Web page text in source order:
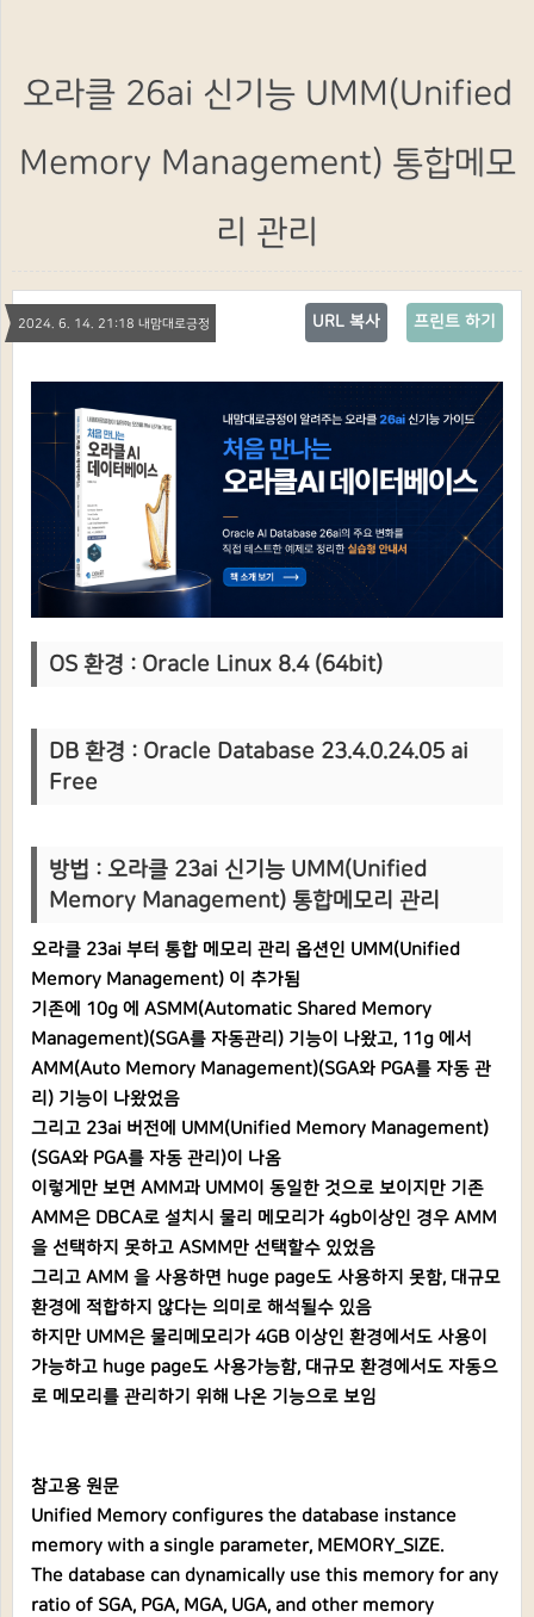
오라클 26ai 신기능 UMM(Unified
Memory Management) 통합메모
리 관리
2024. 6. 14. 21:18 내맘대로긍정 프린트 하기
URL 복사
OS 환경 : Oracle Linux 8.4 (64bit)
DB 환경 : Oracle Database 23.4.0.24.05 ai
Free
방법 : 오라클 23ai 신기능 UMM(Unified
Memory Management) 통합메모리 관리
오라클 23ai 부터 통합 메모리 관리 옵션인 UMM(Unified
Memory Management) 이 추가됨
기존에 10g 에 ASMM(Automatic Shared Memory
Management)(SGA를 자동관리) 기능이 나왔고, 11g 에서
AMM(Auto Memory Management)(SGA와 PGA를 자동 관
리) 기능이 나왔었음
그리고 23ai 버전에 UMM(Unified Memory Management)
(SGA와 PGA를 자동 관리)이 나옴
이렇게만 보면 AMM과 UMM이 동일한 것으로 보이지만 기존
AMM은 DBCA로 설치시 물리 메모리가 4gb이상인 경우 AMM
을 선택하지 못하고 ASMM만 선택할수 있었음
그리고 AMM 을 사용하면 huge page도 사용하지 못함, 대규모
환경에 적합하지 않다는 의미로 해석될수 있음
하지만 UMM은 물리메모리가 4GB 이상인 환경에서도 사용이
가능하고 huge page도 사용가능함, 대규모 환경에서도 자동으
로 메모리를 관리하기 위해 나온 기능으로 보임
참고용 원문
Unified Memory configures the database instance
memory with a single parameter, MEMORY_SIZE.
The database can dynamically use this memory for any
ratio of SGA, PGA, MGA, UGA, and other memory